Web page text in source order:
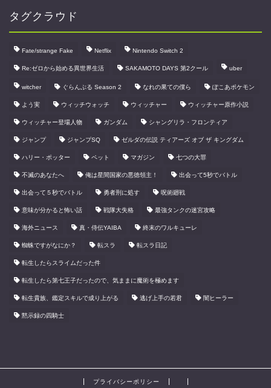
タグクラウド
Fate/strange Fake Netflix Nintendo Switch 2
Re:ゼロから始める異世界生活 SAKAMOTO DAYS 第2クール uber
witcher ぐらんぶる Season 2 なれの果ての僕ら ぽこあポケモン
よう実 ウィッチウォッチ ウィッチャー ウィッチャー原作小説
ウィッチャー登場人物 ガンダム シャングリラ・フロンティア
ジャンプ ジャンプSQ ゼルダの伝説 ティアーズ オブ ザ キングダム
ハリー・ポッター ペット マガジン 七つの大罪
不滅のあなたへ 俺は星間国家の悪徳領主！ 出会って5秒でバトル
出会って５秒でバトル 勇者刑に処す 呪術廻戦
意味が分かると怖い話 戦隊大失格 最強タンクの迷宮攻略
海外ニュース 真・侍伝YAIBA 終末のワルキューレ
蜘蛛ですがなにか？ 転スラ 転スラ日記
転生したらスライムだった件
転生したら第七王子だったので、気ままに魔術を極めます
転生貴族、鑑定スキルで成り上がる 逃げ上手の若君 闇ヒーラー
黙示録の四騎士
プライバシーポリシー